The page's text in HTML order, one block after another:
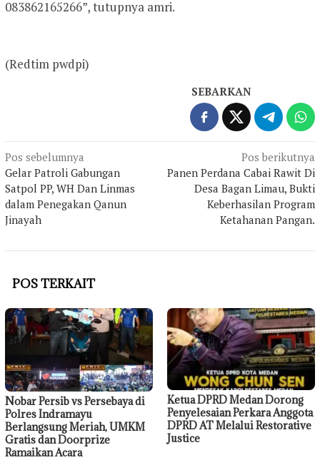
083862165266”, tutupnya amri.
(Redtim pwdpi)
SEBARKAN
Navigasi
pos
Pos sebelumnya
Gelar Patroli Gabungan
Satpol PP, WH Dan Linmas
dalam Penegakan Qanun
Jinayah
Pos berikutnya
Panen Perdana Cabai Rawit Di
Desa Bagan Limau, Bukti
Keberhasilan Program
Ketahanan Pangan.
POS TERKAIT
Nobar Persib vs Persebaya di
Polres Indramayu
Berlangsung Meriah, UMKM
Gratis dan Doorprize
Ramaikan Acara
Ketua DPRD Medan Dorong
Penyelesaian Perkara Anggota
DPRD AT Melalui Restorative
Justice